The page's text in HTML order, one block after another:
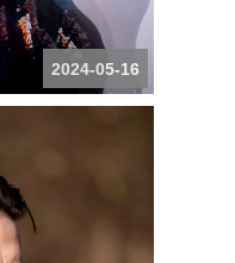
2024-05-16